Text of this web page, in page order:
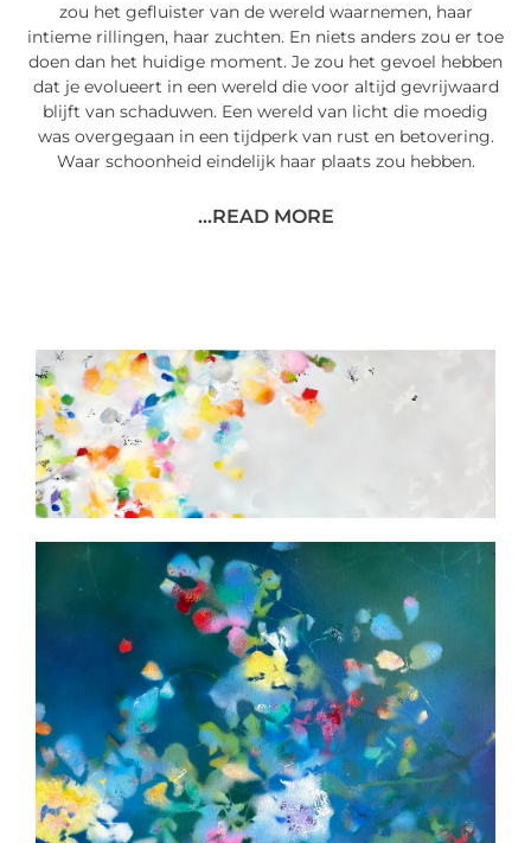
zou het gefluister van de wereld waarnemen, haar
intieme rillingen, haar zuchten. En niets anders zou er toe
doen dan het huidige moment. Je zou het gevoel hebben
dat je evolueert in een wereld die voor altijd gevrijwaard
blijft van schaduwen. Een wereld van licht die moedig
was overgegaan in een tijdperk van rust en betovering.
Waar schoonheid eindelijk haar plaats zou hebben.
...READ MORE